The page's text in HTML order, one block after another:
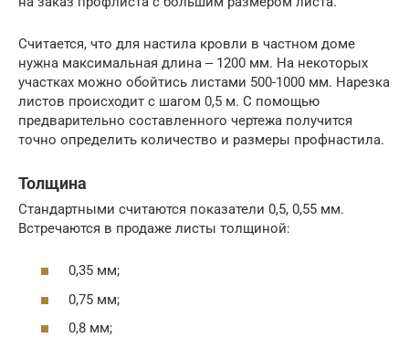
Считается, что для настила кровли в частном доме
нужна максимальная длина ‒ 1200 мм. На некоторых
участках можно обойтись листами 500-1000 мм. Нарезка
листов происходит с шагом 0,5 м. С помощью
предварительно составленного чертежа получится
точно определить количество и размеры профнастила.
Толщина
Стандартными считаются показатели 0,5, 0,55 мм.
Встречаются в продаже листы толщиной:
0,35 мм;
0,75 мм;
0,8 мм;